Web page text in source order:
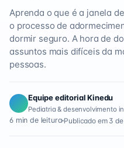
Aprenda o que é a janela
o processo de
dormir seguro. A hora de
assuntos mais difíceis da
pessoas.
Equipe editorial Kinedu
Pediatria & desenvolvimento
6 min de leitura Publicado em 3